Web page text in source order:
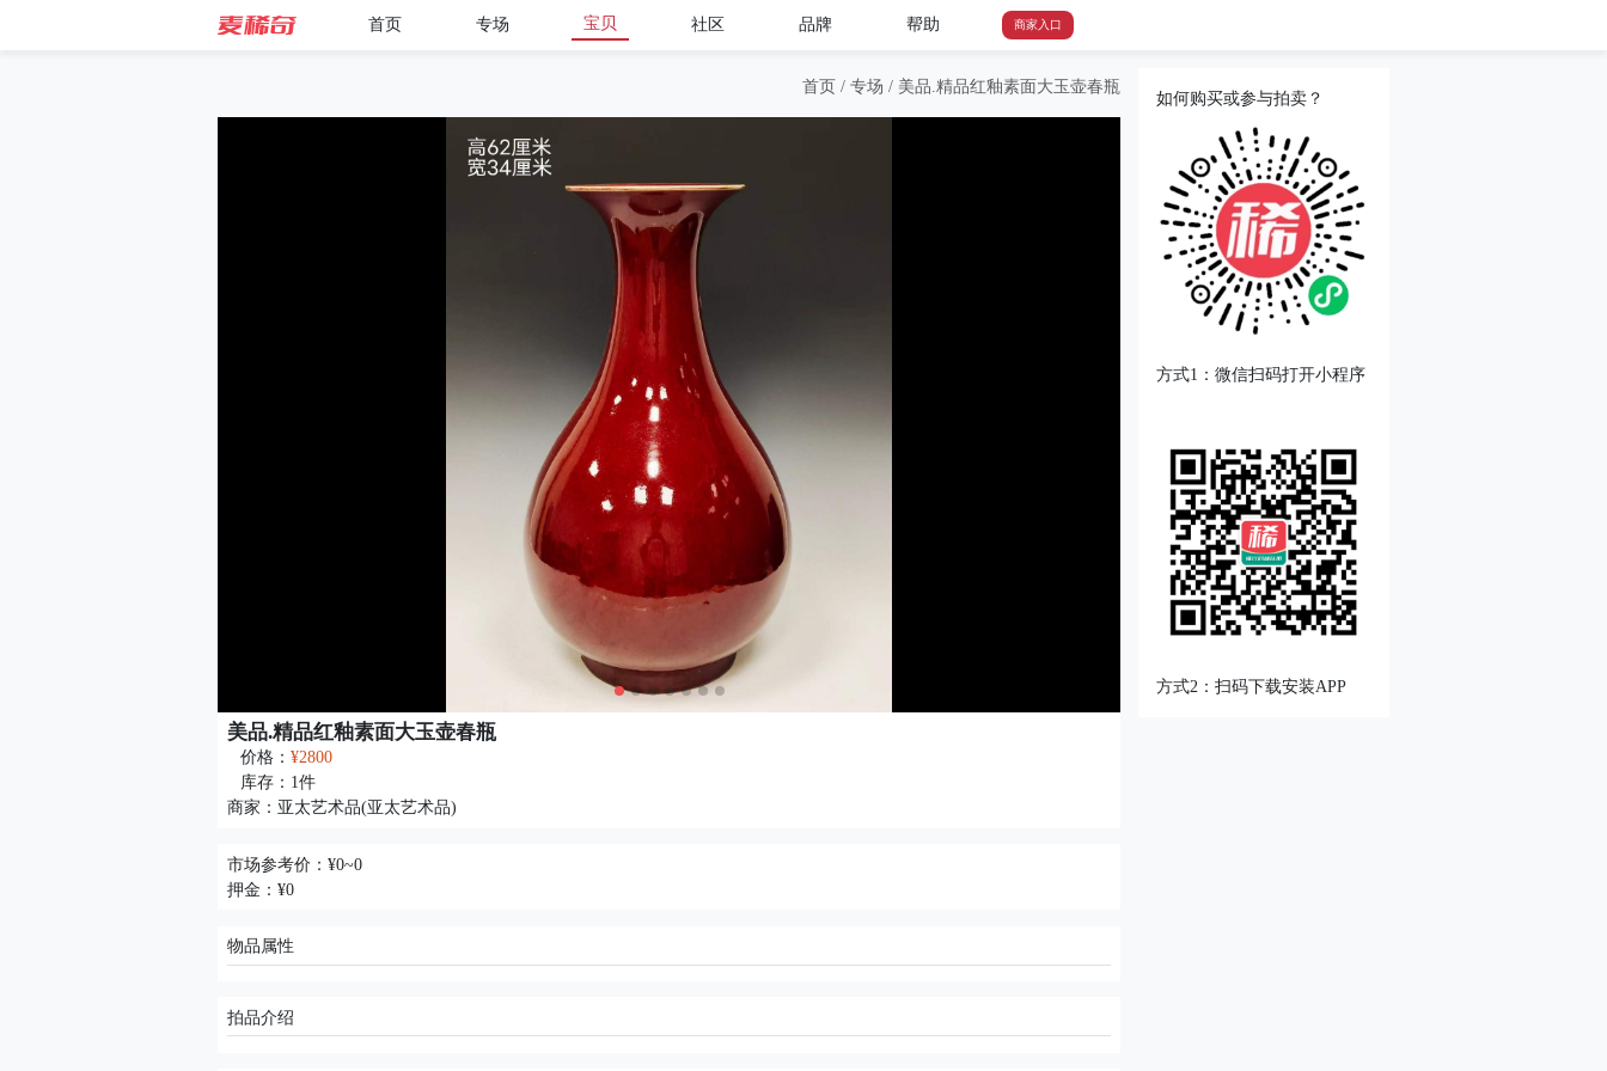
首页 专场 宝贝 社区 品牌 帮助 商家入口
首页 / 专场 / 美品.精品红釉素面大玉壶春瓶
美品.精品红釉素面大玉壶春瓶
价格： ¥2800
库存： 1 件
商家： 亚太艺术品(亚太艺术品)
市场参考价：¥0~0
押金：¥0
物品属性
拍品介绍
如何购买或参与拍卖？
方式1：微信扫码打开小程序
方式2：扫码下载安装APP